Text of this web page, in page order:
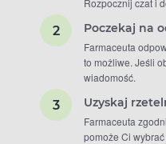
Rozpocznij czat i
Poczekaj na
Farmaceuta
to możliwe. Jeśli
wiadomość.
Uzyskaj
Farmaceuta
pomoże Ci